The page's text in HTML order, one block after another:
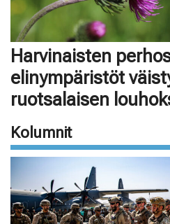
Harvinaisten
elinympäristöt
ruotsalaisen
Kolumnit